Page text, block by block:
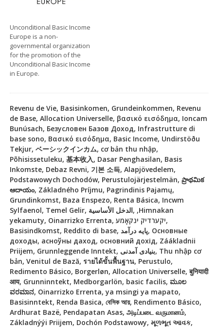
Unconditional Basic Income
Europe is a non-
governmental organization
for the promotion of the
Unconditional Basic Income
in Europe.
Revenu de Vie, Basisinkomen, Grundeinkommen, Revenu
de Base, Allocation Universelle, βασικό εισόδημα, Ioncam
Bunúsach, Безусловен Базов Доход, Infrastrutture di
base sono, Βασικό εισόδημα, Basic Income, Undirstöðu
Tekjur, ベーシックインカム, cơ bản thu nhập,
Põhisissetuleku, 基本收入, Dasar Penghasilan, Basis
Inkomste, Debaz Revni, 기본 소득, Alapjövedelem,
Podstawowych Dochodów, Perustulojärjestelmän, ప్రాథమిక
ఆదాయం, Základného Príjmu, Pagrindinis Pajamų,
Grundinkomst, Baza Enspezo, Renta Básica, Incwm
Sylfaenol, Temel Gelir, الدخل الأساسية, ,Himnakan
yekamuty, Oinarrizko Errenta, יקערדיק ינקאָמע,
Basisindkomst, Reddito di base, پایه درآمد, Основные
доходы, асноўны даход, основний дохід, Záákladnii
Priijem, Grunnleggende Inntekt, بنیادی آمدنی, Thu nhập cơ
bản, Venitul de Bază, รายได้ขั้นพื้นฐาน, Perustulo,
Redimento Básico, Borgerløn, Allocation Universelle, बुनियादी
आय, Grunninntekt, Medborgarlön, basic facilis, ಮೂಲ
ವರಮಾನ, Oinarrizko Errenta, ya msingi ya mapato,
Basisinntekt, Renda Basica, বেসিক আয়, Rendimento Básico,
Ardhurat Bazë, Pendapatan Asas, அடிப்படை வருமானம்,
Základnýýi Priijem, Dochón Podstawowy, મૂળભૂત આવક,